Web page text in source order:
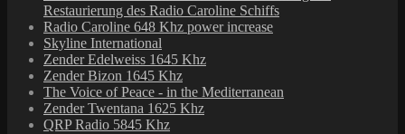
Restaurierung des Radio Caroline Schiffs
Radio Caroline 648 Khz power increase
Skyline International
Zender Edelweiss 1645 Khz
Zender Bizon 1645 Khz
The Voice of Peace - in the Mediterranean
Zender Twentana 1625 Khz
QRP Radio 5845 Khz